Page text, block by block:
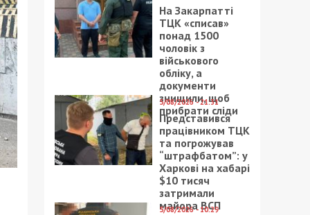
На Закарпатті
ТЦК «списав»
понад 1500
чоловік з
військового
обліку, а
документи
знищили, щоб
прибрати сліди
5/08/2026 - 21:31
Представився
працівником ТЦК
та погрожував
“штрафбатом”: у
Харкові на хабарі
$10 тисяч
затримали
майора ВСП
5/08/2026 - 10:29